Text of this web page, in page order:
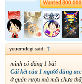
Wanted
yeuemdcgi said: ↑
mình có đăng 1 bài
Cái kết của 1 người dùng
ở quán rượu mà mãi chưa